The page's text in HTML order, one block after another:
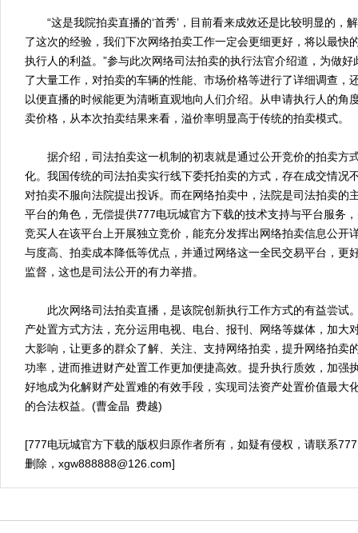
“这是我院拍卖直播的‘首秀’，目前看来成效还是比较明显的，
了这次的经验，我们下次网络拍卖工作一定会更细更好，将以最快
执行人的利益。”参与此次网络司法拍卖的执行法官介绍道，为做
了大量工作，对拍卖的车辆的性能、市场价格等进行了详细调查，
以便直播的时候能更为清晰直观地向人们介绍。从申请执行人的角
卖价格，从本次拍卖结果来看，溢价率明显高于传统的拍卖模式。
据介绍，司法拍卖这一机制的初衷就是通过公开竞价的拍卖方
化。我国传统的司法拍卖实行线下委托拍卖的方式，存在成交情况
对拍卖不服向法院提出投诉。而在网络拍卖中，法院是司法拍卖的
平台的角色，无偿提供777电玩城官方下载的技术支持与平台服务
竞买人在该平台上开展独立竞价，能充分发挥出网络拍卖信息公开
与度高、拍卖成本降低等优点，并通过网络这一全民交易平台，更
监督，这也是司法公开的有力举措。
此次网络司法拍卖直播，是该院创新执行工作方式的有益尝试
产处置方式方法，充分运用电视、电台、报刊、网络等媒体，加大
大影响，让更多的群众了解、关注、支持网络拍卖，提升网络拍卖
功率，进而推进财产处置工作更加便捷高效。提升执行质效，加强
好地成为化解财产处置难的有效手段，实现司法资产处置价值最大
的合法权益。(曹金晶 费越)
[777电玩城官方下载的版权归原作者所有，如疑有侵权，请联系
删除， xgw888888@126.com]